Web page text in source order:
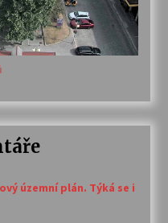
územní plán. Týká se i